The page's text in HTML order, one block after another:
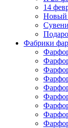
14
Новый
Фабрики